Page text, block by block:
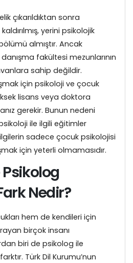
çıkarıldıktan sonra
yerini psikolojik
almıştır. Ancak
fakültesi mezunlarının
sahip değildir.
için psikoloji ve çocuk
lisans veya doktora
gerekir. Bunun nedeni
ile ilgili eğitimler
sadece çocuk psikolojisi
için yeterli olmamasıdır.
Nedir?
hem de kendileri için
birçok insanı
biri de psikolog ile
Türk Dil Kurumu’nun